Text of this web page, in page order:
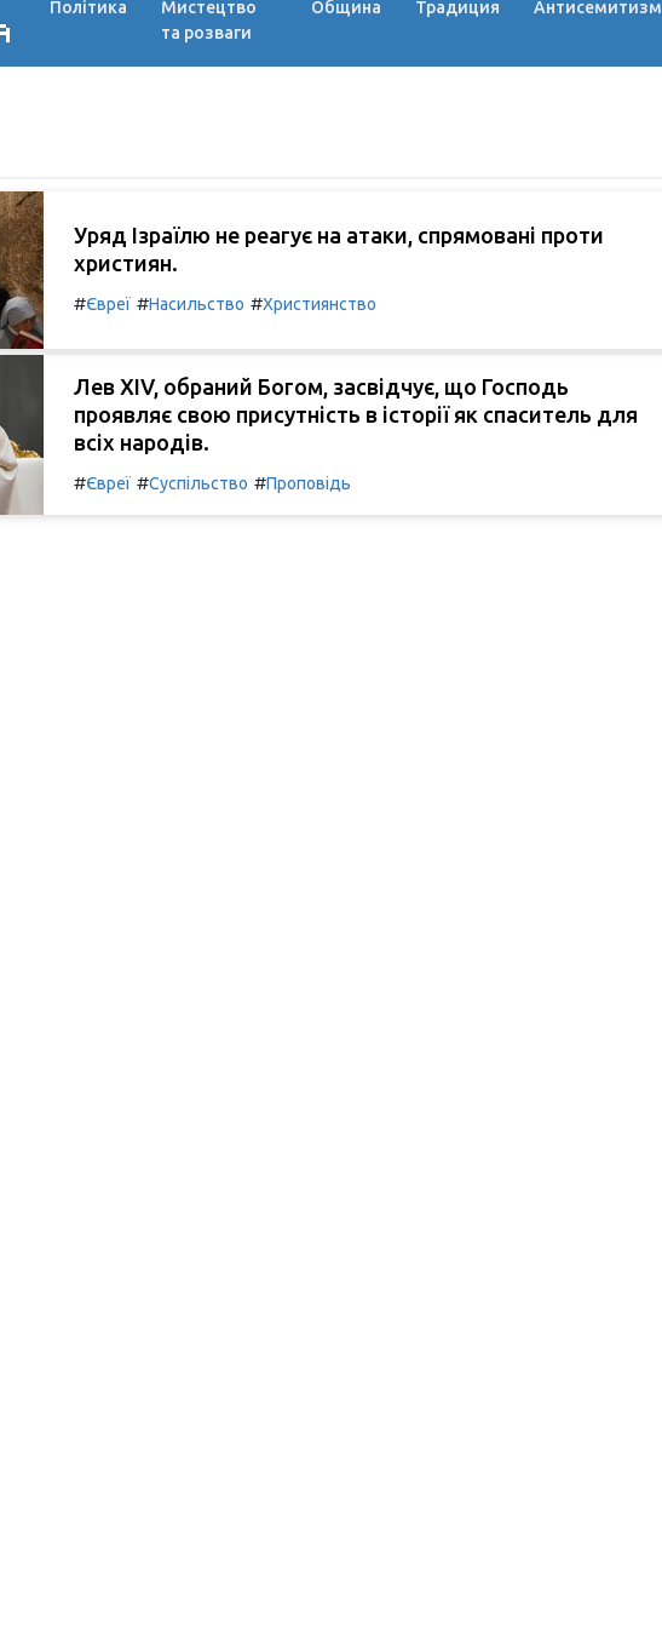
Політика
Мистецтво
та розваги
Община Традиция Антисемитизм
Уряд Ізраїлю не реагує на атаки, спрямовані проти
християн.
#Євреї #Насильство #Християнство
Лев XIV, обраний Богом, засвідчує, що Господь
проявляє свою присутність в історії як спаситель для
всіх народів.
#Євреї #Суспільство #Проповідь